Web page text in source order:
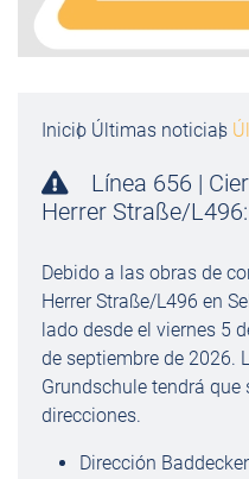
Inicio Últimas noticias
Línea 656 |
Herrer Straße/
Debido a las obras de
Herrer Straße/L496 en
lado desde el viernes 5
de septiembre de 2026.
Grundschule tendrá
direcciones.
Dirección